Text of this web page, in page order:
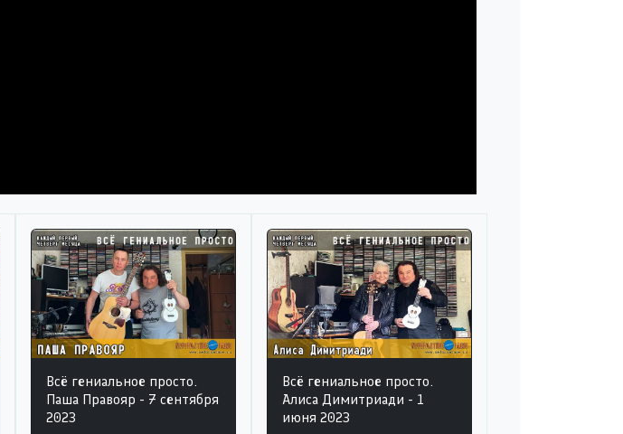
Всё гениальное просто.
Паша Правояр - 7 сентября
2023
Всё гениальное просто.
Алиса Димитриади - 1
июня 2023